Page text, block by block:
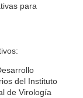
para
del Instituto
de Virología